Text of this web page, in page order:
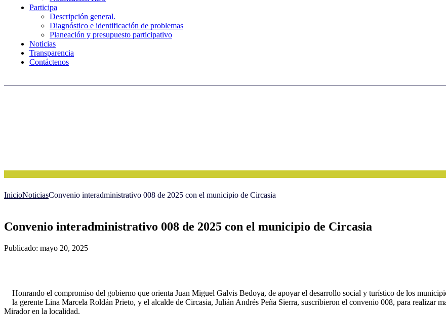
Participa
Descripción general.
Diagnóstico e identificación de problemas
Planeación y presupuesto participativo
Noticias
Transparencia
Contáctenos
InicioNoticiasConvenio interadministrativo 008 de 2025 con el municipio de Circasia
Convenio interadministrativo 008 de 2025 con el municipio de Circasia
Publicado: mayo 20, 2025
Honrando el compromiso del gobierno que orienta Juan Miguel Galvis Bedoya, de apoyar el desarrollo social y turístico de los
la gerente Lina Marcela Roldán Prieto, y el alcalde de Circasia, Julián Andrés Peña Sierra, suscribieron el convenio 008, para realizar
Mirador en la localidad.